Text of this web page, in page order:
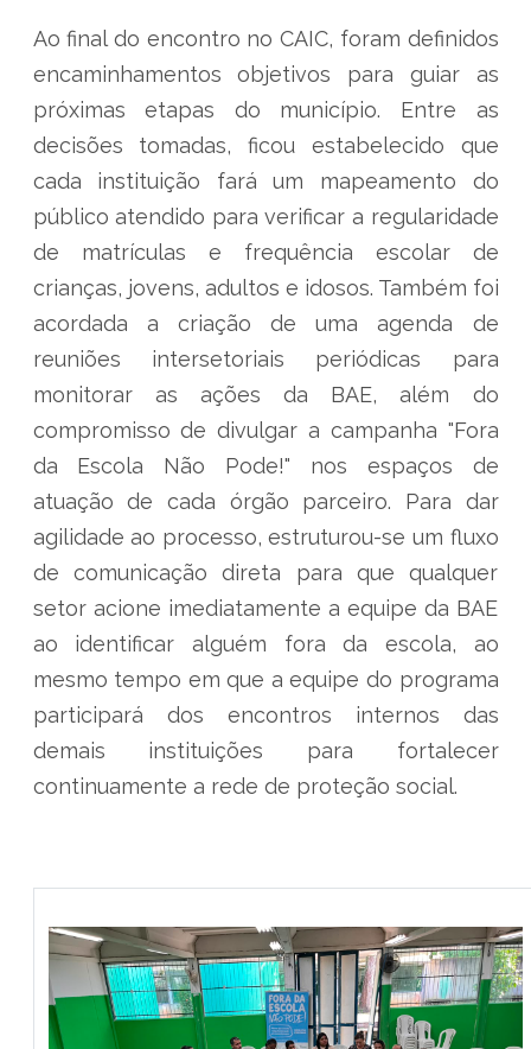
Ao final do encontro no CAIC, foram definidos
encaminhamentos objetivos para guiar as
próximas etapas do município. Entre as
decisões tomadas, ficou estabelecido que
cada instituição fará um mapeamento do
público atendido para verificar a regularidade
de matrículas e frequência escolar de
crianças, jovens, adultos e idosos. Também foi
acordada a criação de uma agenda de
reuniões intersetoriais periódicas para
monitorar as ações da BAE, além do
compromisso de divulgar a campanha "Fora
da Escola Não Pode!" nos espaços de
atuação de cada órgão parceiro. Para dar
agilidade ao processo, estruturou-se um fluxo
de comunicação direta para que qualquer
setor acione imediatamente a equipe da BAE
ao identificar alguém fora da escola, ao
mesmo tempo em que a equipe do programa
participará dos encontros internos das
demais instituições para fortalecer
continuamente a rede de proteção social.